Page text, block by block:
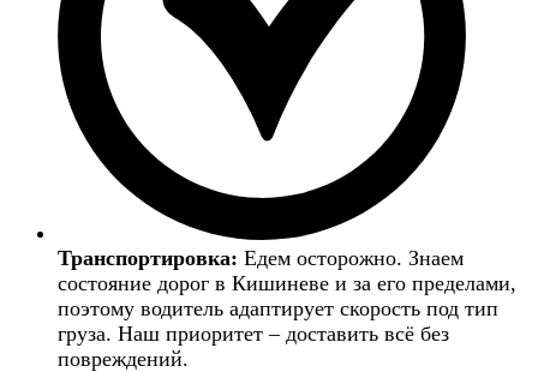
Транспортировка: Едем осторожно. Знаем
состояние дорог в Кишиневе и за его пределами,
поэтому водитель адаптирует скорость под тип
груза. Наш приоритет – доставить всё без
повреждений.